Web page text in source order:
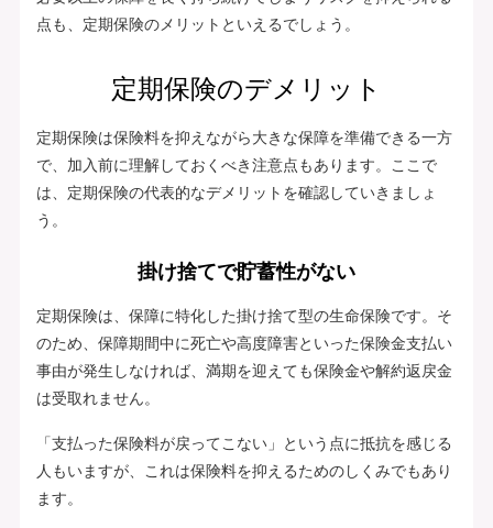
点も、定期保険のメリットといえるでしょう。
定期保険のデメリット
定期保険は保険料を抑えながら大きな保障を準備できる一方
で、加入前に理解しておくべき注意点もあります。ここで
は、定期保険の代表的なデメリットを確認していきましょ
う。
掛け捨てで貯蓄性がない
定期保険は、保障に特化した掛け捨て型の生命保険です。そ
のため、保障期間中に死亡や高度障害といった保険金支払い
事由が発生しなければ、満期を迎えても保険金や解約返戻金
は受取れません。
「支払った保険料が戻ってこない」という点に抵抗を感じる
人もいますが、これは保険料を抑えるためのしくみでもあり
ます。